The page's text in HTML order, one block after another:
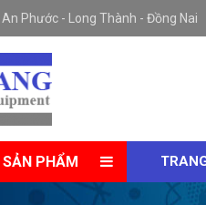
An Phước - Long Thành - Đồng Nai
PHẨM